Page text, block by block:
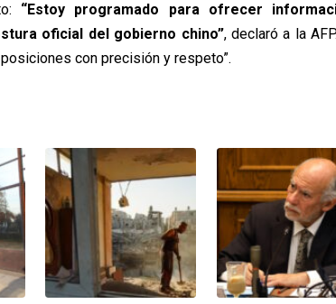
“Estoy programado para ofrecer
oficial del gobierno chino”, declaró a la
con precisión y respeto”.